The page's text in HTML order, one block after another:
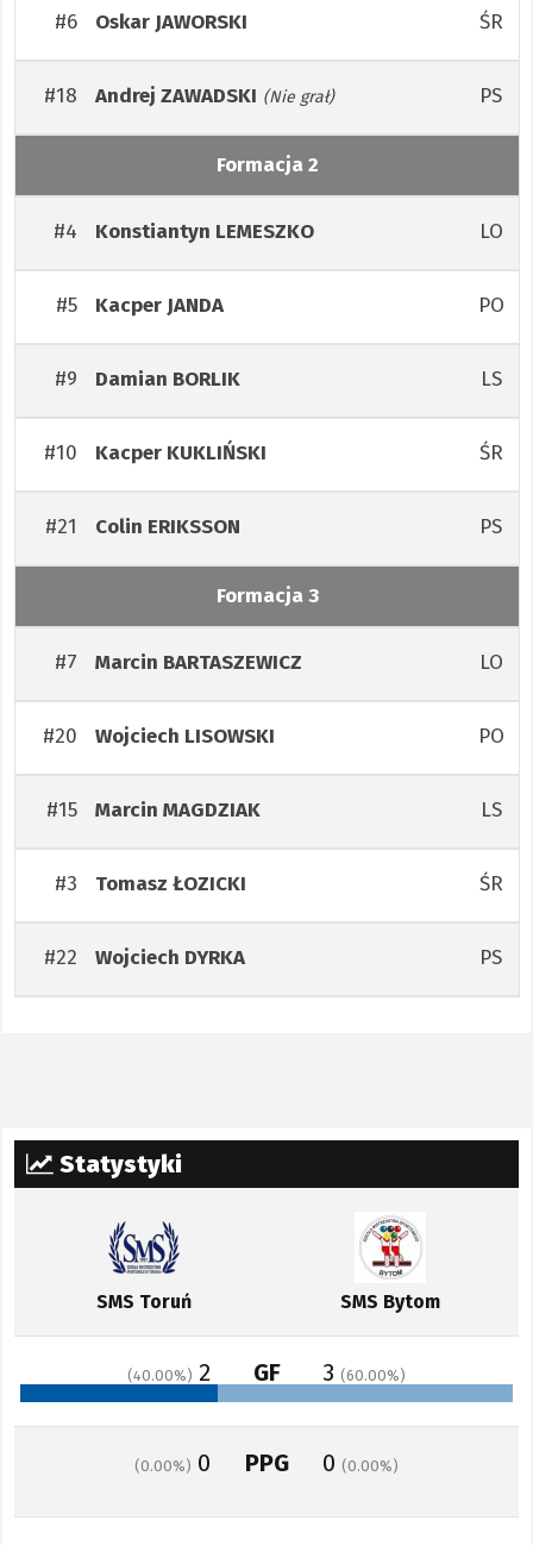
#6 Oskar JAWORSKI ŚR
#18 Andrej ZAWADSKI (Nie grał) PS
Formacja 2
#4 Konstiantyn LEMESZKO LO
#5 Kacper JANDA PO
#9 Damian BORLIK LS
#10 Kacper KUKLIŃSKI ŚR
#21 Colin ERIKSSON PS
Formacja 3
#7 Marcin BARTASZEWICZ LO
#20 Wojciech LISOWSKI PO
#15 Marcin MAGDZIAK LS
#3 Tomasz ŁOZICKI ŚR
#22 Wojciech DYRKA PS
Statystyki
SMS Toruń SMS Bytom
40.00 2 GF 3 60.00
0.00 0 PPG 0 0.00